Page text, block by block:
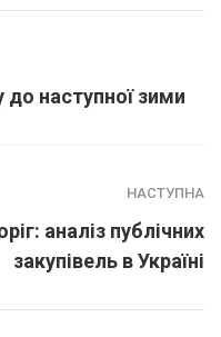
до наступної зими
НАСТУПНА
аналіз публічних
закупівель в Україні